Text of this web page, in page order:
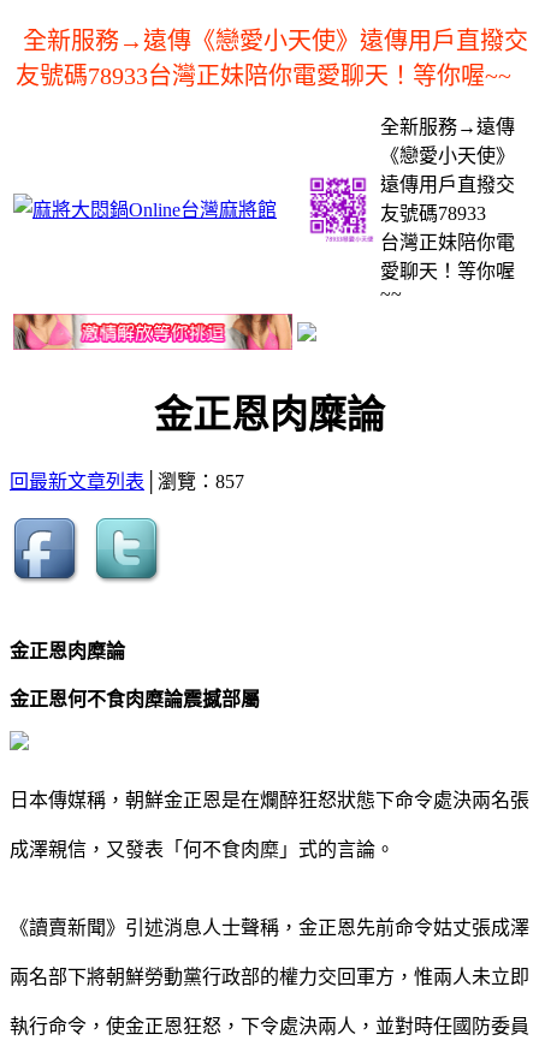
全新服務→遠傳《戀愛小天使》遠傳用戶直撥交
友號碼78933台灣正妹陪你電愛聊天！等你喔~~
全新服務→遠傳
《戀愛小天使》
遠傳用戶直撥交
友號碼78933
台灣正妹陪你電
愛聊天！等你喔
~~
金正恩肉糜論
回最新文章列表 │瀏覽：857
金正恩肉糜論
金正恩何不食肉糜論震撼部屬
日本傳媒稱，朝鮮金正恩是在爛醉狂怒狀態下命令處決兩名張
成澤親信，又發表「何不食肉糜」式的言論。
《讀賣新聞》引述消息人士聲稱，金正恩先前命令姑丈張成澤
兩名部下將朝鮮勞動黨行政部的權力交回軍方，惟兩人未立即
執行命令，使金正恩狂怒，下令處決兩人，並對時任國防委員